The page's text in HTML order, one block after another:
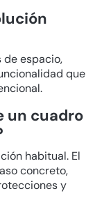
de espacio,
que
un cuadro
habitual. El
concreto,
y